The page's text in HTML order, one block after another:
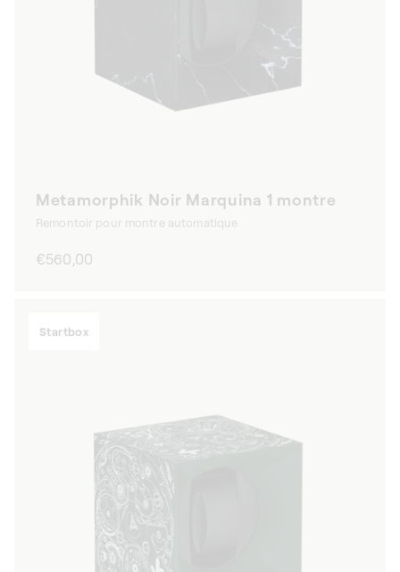
Metamorphik Noir Marquina 1 montre
Remontoir pour montre automatique
Prix
€560,00
Startbox